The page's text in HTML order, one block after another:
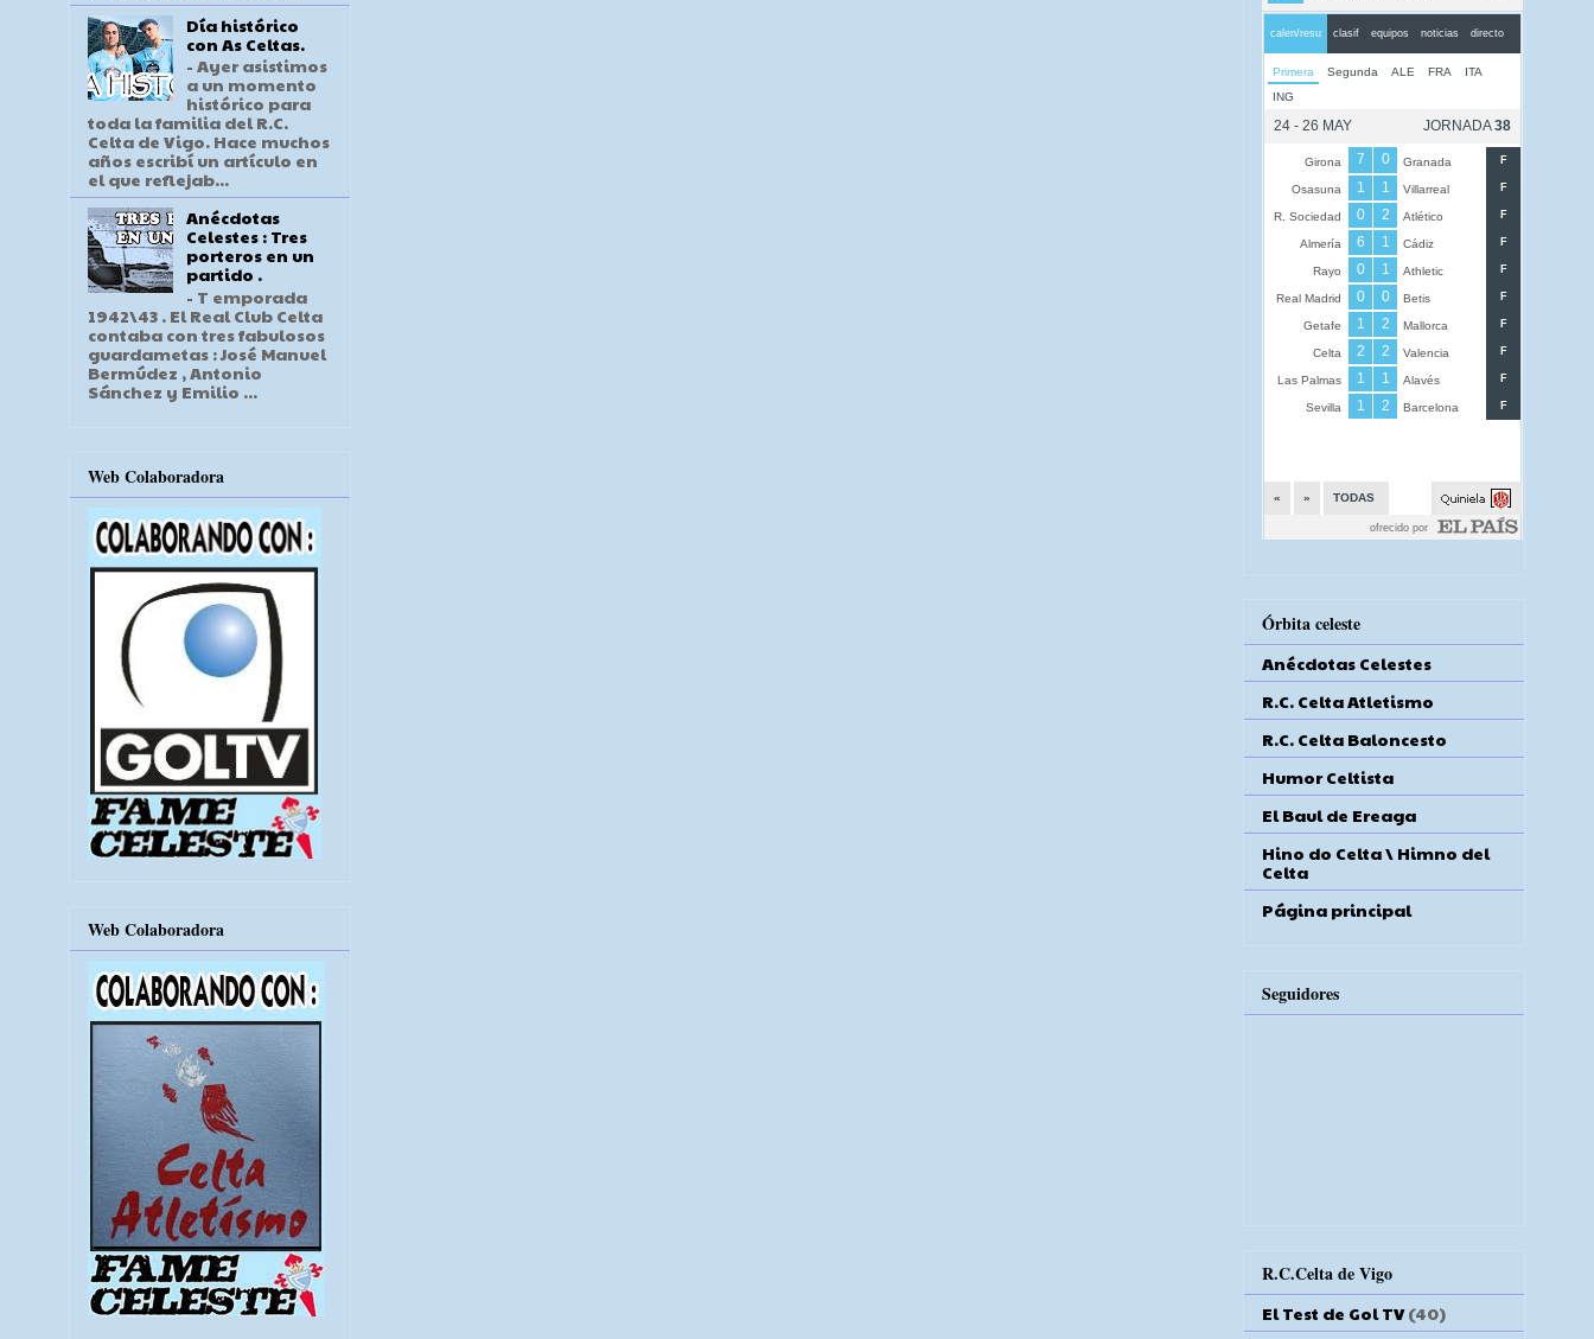
Día histórico
con As Celtas.
- Ayer asistimos
a un momento
histórico para
toda la familia del R.C.
Celta de Vigo. Hace muchos
años escribí un artículo en
el que reflejab...
Anécdotas
Celestes : Tres
porteros en un
partido .
- T emporada
1942\43 . El Real Club Celta
contaba con tres fabulosos
guardametas : José Manuel
Bermúdez , Antonio
Sánchez y Emilio ...
Web Colaboradora
Web Colaboradora
Órbita celeste
Anécdotas Celestes
R.C. Celta Atletismo
R.C. Celta Baloncesto
Humor Celtista
El Baul de Ereaga
Hino do Celta \ Himno del
Celta
Página principal
Seguidores
R.C.Celta de Vigo
El Test de Gol TV (40)